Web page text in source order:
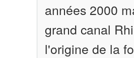
années 2000
grand canal
l'origine de la